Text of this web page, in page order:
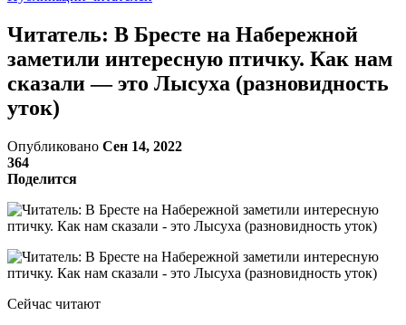
Читатель: В Бресте на Набережной
заметили интересную птичку. Как нам
сказали — это Лысуха (разновидность
уток)
Опубликовано Сен 14, 2022
364
Поделится
Сейчас читают